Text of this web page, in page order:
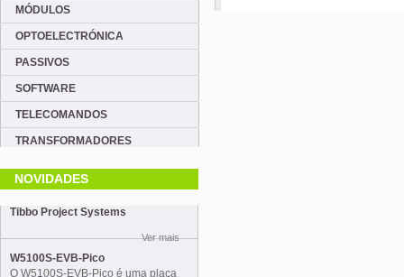
MÓDULOS
OPTOELECTRÓNICA
PASSIVOS
SOFTWARE
TELECOMANDOS
TRANSFORMADORES
NOVIDADES
Tibbo Project Systems
Ver mais
W5100S-EVB-Pico
O W5100S-EVB-Pico é uma placa